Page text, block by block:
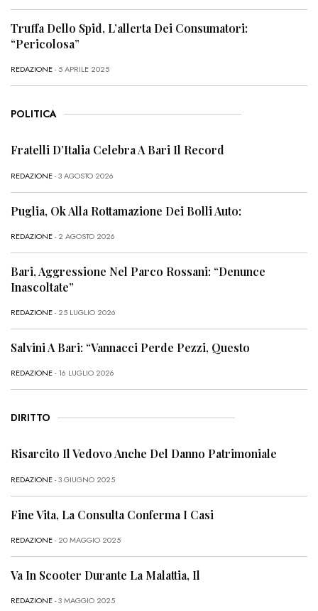
Truffa Dello Spid, L’allerta Dei Consumatori:
“Pericolosa”
REDAZIONE- 5 APRILE 2025
POLITICA
Fratelli D’Italia Celebra A Bari Il Record
REDAZIONE- 3 AGOSTO 2026
Puglia, Ok Alla Rottamazione Dei Bolli Auto:
REDAZIONE- 2 AGOSTO 2026
Bari, Aggressione Nel Parco Rossani: “Denunce
Inascoltate”
REDAZIONE- 25 LUGLIO 2026
Salvini A Bari: “Vannacci Perde Pezzi, Questo
REDAZIONE- 16 LUGLIO 2026
DIRITTO
Risarcito Il Vedovo Anche Del Danno Patrimoniale
REDAZIONE- 3 GIUGNO 2025
Fine Vita, La Consulta Conferma I Casi
REDAZIONE- 20 MAGGIO 2025
Va In Scooter Durante La Malattia, Il
REDAZIONE- 3 MAGGIO 2025